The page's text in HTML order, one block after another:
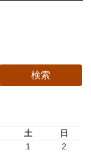
土
日
1
2